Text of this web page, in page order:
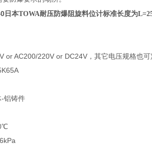
日本TOWA耐压防爆阻旋料位计标准长度为
or AC200/220V or DC24V，其它电压规格也可
铝铸件